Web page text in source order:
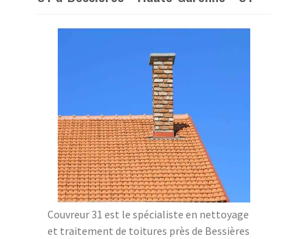
Couvreur 31 est le spécialiste en nettoyage
et traitement de toitures près de Bessières